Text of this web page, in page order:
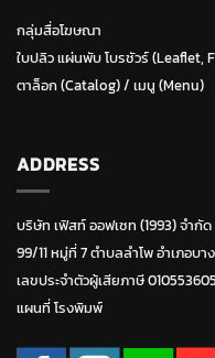
กลุ่มสื่อโฆษณา
ใบปลิว แผ่นพับ โบรชัวร์ (Leaflet,
ตาล็อก (Catalog)/ เมนู (Menu)
ADDRESS
บริษัท เฟิสท์ ออฟเซท (1993) จำกัด
99/11 หมู่ที่ 7 ตำบลลำโพ อำเภอบา
เลขประจำตัวผู้เสียภาษี
แผนที่ โรงพิมพ์